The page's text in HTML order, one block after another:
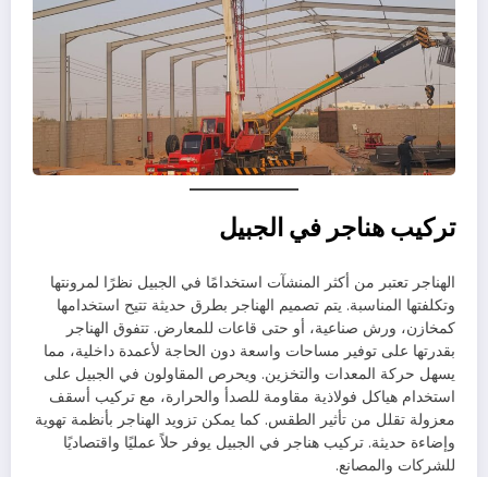
تركيب هناجر في الجبيل
الهناجر تعتبر من أكثر المنشآت استخدامًا في الجبيل نظرًا لمرونتها
وتكلفتها المناسبة. يتم تصميم الهناجر بطرق حديثة تتيح استخدامها
كمخازن، ورش صناعية، أو حتى قاعات للمعارض. تتفوق الهناجر
بقدرتها على توفير مساحات واسعة دون الحاجة لأعمدة داخلية، مما
يسهل حركة المعدات والتخزين. ويحرص المقاولون في الجبيل على
استخدام هياكل فولاذية مقاومة للصدأ والحرارة، مع تركيب أسقف
معزولة تقلل من تأثير الطقس. كما يمكن تزويد الهناجر بأنظمة تهوية
وإضاءة حديثة. تركيب هناجر في الجبيل يوفر حلاً عمليًا واقتصاديًا
للشركات والمصانع.